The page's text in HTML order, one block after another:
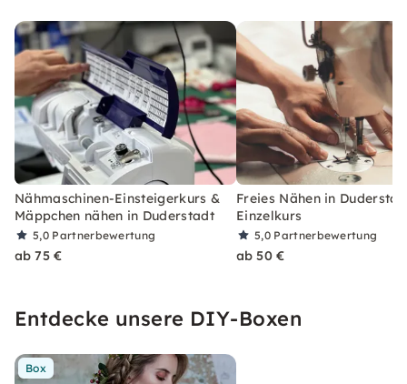
Nähmaschinen-Einsteigerkurs &
Mäppchen nähen in Duderstadt
5,0 Partnerbewertung
ab 75 €
Freies Nähen in
Einzelkurs
5,0 Partnerbewertung
ab 50 €
Entdecke unsere DIY-Boxen
Box